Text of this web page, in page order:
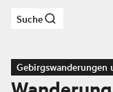
Zum Hauptinhalt
Suche
Gebirgswanderungen